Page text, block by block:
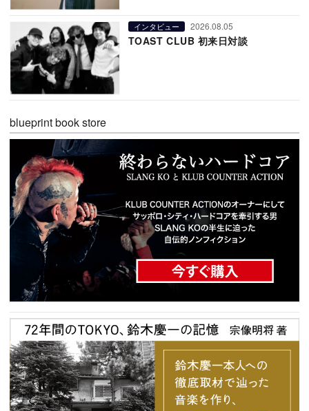
インタビュー 2026.08.05
TOAST CLUB 初来日対談
blueprint book store